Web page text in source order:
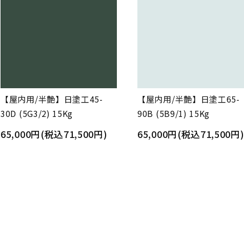
【屋内用/半艶】日塗工45-
30D (5G3/2) 15Kg
65,000円(税込71,500円)
【屋内用/半艶】日塗工65-
90B (5B9/1) 15Kg
65,000円(税込71,500円)